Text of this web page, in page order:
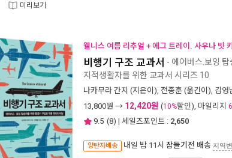
미리보기
웰니스 여름 리추얼 + 에그 트레이. 사우나 빗
비행기 구조 교과서 - 에어버스.보잉
지적생활자를 위한 교과서 시리즈 10
나카무라 간지 (지은이), 전종훈 (옮긴이), 김영
13,800원 → 12,420원 (10%할인), 마일리지
9.5 (8) | 세일즈포인트 : 2,650
양탄자배송 내일 밤 11시 잠들기전 배송 지역